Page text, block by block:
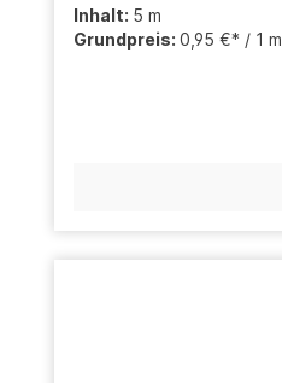
Inhalt: 5 m
Grundpreis: 0,95 €* / 1 m